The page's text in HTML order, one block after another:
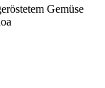
Gemüse